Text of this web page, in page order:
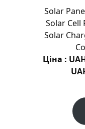
Solar
Solar Cell
Solar
Ціна :